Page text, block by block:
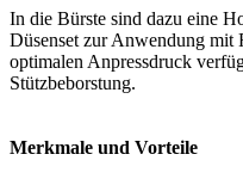
In die Bürste sind dazu eine
Düsenset zur Anwendung mit
optimalen Anpressdruck
Stützbeborstung.
Merkmale und Vorteile